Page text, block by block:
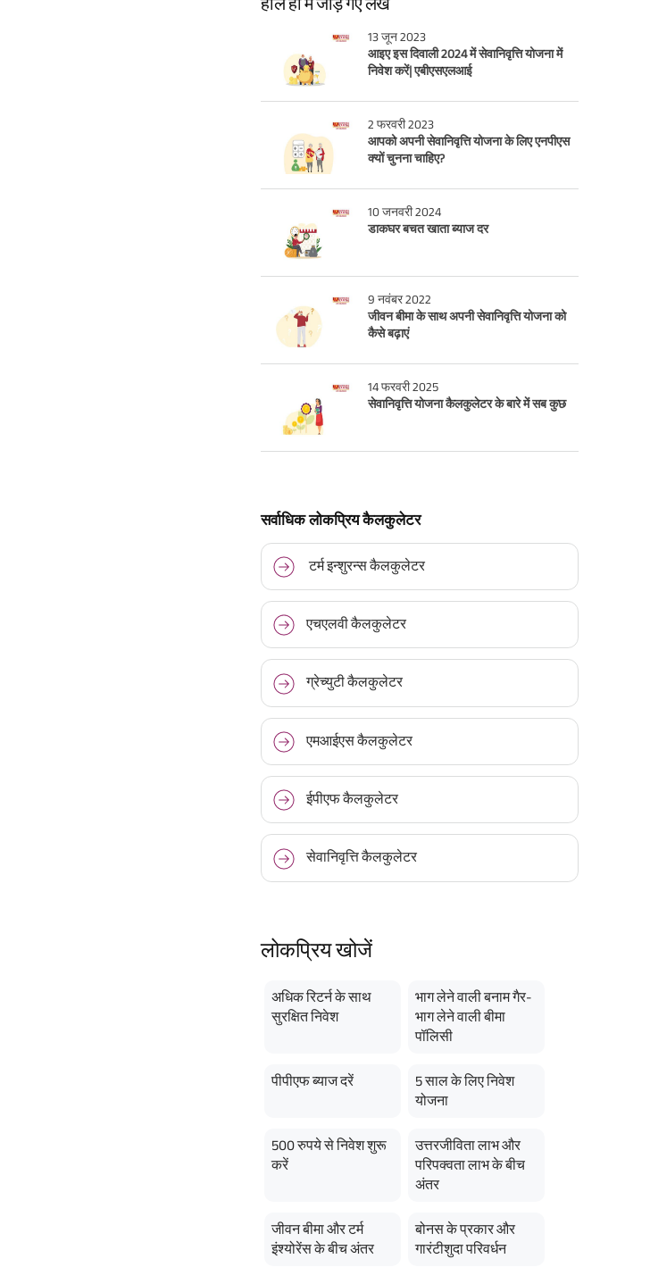
13 जून 2023
आइए इस दिवाली 2024 में सेवानिवृत्ति योजना में
निवेश करें| एबीएसएलआई
2 फरवरी 2023
आपको अपनी सेवानिवृत्ति योजना के लिए एनपीएस
क्यों चुनना चाहिए?
10 जनवरी 2024
डाकघर बचत खाता ब्याज दर
9 नवंबर 2022
जीवन बीमा के साथ अपनी सेवानिवृत्ति योजना को
कैसे बढ़ाएं
14 फरवरी 2025
सेवानिवृत्ति योजना कैलकुलेटर के बारे में सब कुछ
सर्वाधिक लोकप्रिय कैलकुलेटर
टर्म इन्शुरन्स कैलकुलेटर
एचएलवी कैलकुलेटर
ग्रेच्युटी कैलकुलेटर
एमआईएस कैलकुलेटर
ईपीएफ कैलकुलेटर
सेवानिवृत्ति कैलकुलेटर
लोकप्रिय खोजें
अधिक रिटर्न के साथ
सुरक्षित निवेश
भाग लेने वाली बनाम गैर-
भाग लेने वाली बीमा
पॉलिसी
पीपीएफ ब्याज दरें
5 साल के लिए निवेश
योजना
500 रुपये से निवेश शुरू
करें
उत्तरजीविता लाभ और
परिपक्वता लाभ के बीच
अंतर
जीवन बीमा और टर्म
इंश्योरेंस के बीच अंतर
बोनस के प्रकार और
गारंटीशुदा परिवर्धन